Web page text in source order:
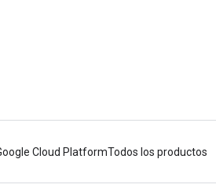
Cloud PlatformTodos los productos